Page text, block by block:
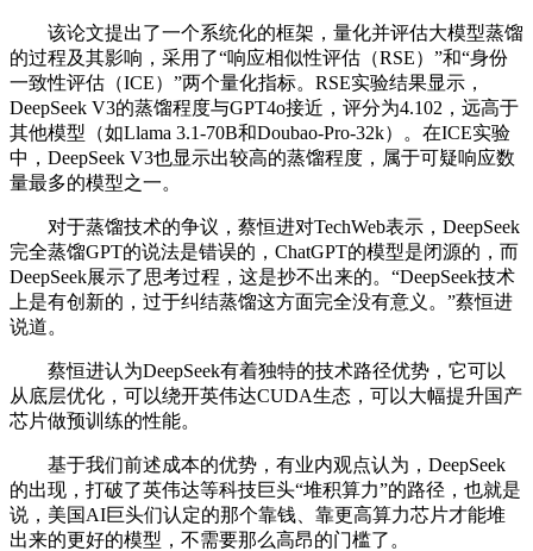
该论文提出了一个系统化的框架，量化并评估大模型蒸馏
的过程及其影响，采用了“响应相似性评估（RSE）”和“身份
一致性评估（ICE）”两个量化指标。RSE实验结果显示，
DeepSeek V3的蒸馏程度与GPT4o接近，评分为4.102，远高于
其他模型（如Llama 3.1-70B和Doubao-Pro-32k）。在ICE实验
中，DeepSeek V3也显示出较高的蒸馏程度，属于可疑响应数
量最多的模型之一。
对于蒸馏技术的争议，蔡恒进对TechWeb表示，DeepSeek
完全蒸馏GPT的说法是错误的，ChatGPT的模型是闭源的，而
DeepSeek展示了思考过程，这是抄不出来的。“DeepSeek技术
上是有创新的，过于纠结蒸馏这方面完全没有意义。”蔡恒进
说道。
蔡恒进认为DeepSeek有着独特的技术路径优势，它可以
从底层优化，可以绕开英伟达CUDA生态，可以大幅提升国产
芯片做预训练的性能。
基于我们前述成本的优势，有业内观点认为，DeepSeek
的出现，打破了英伟达等科技巨头“堆积算力”的路径，也就是
说，美国AI巨头们认定的那个靠钱、靠更高算力芯片才能堆
出来的更好的模型，不需要那么高昂的门槛了。